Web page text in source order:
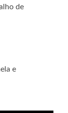
de
e